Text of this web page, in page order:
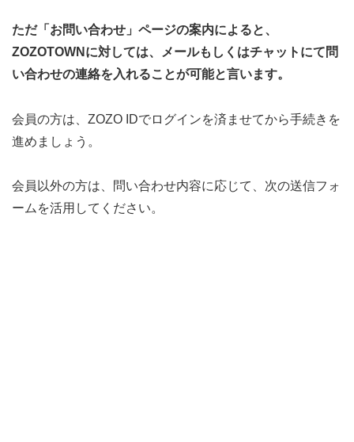
ただ「お問い合わせ」ページの案内によると、
ZOZOTOWNに対しては、メールもしくはチャットにて問
い合わせの連絡を入れることが可能と言います。
会員の方は、ZOZO IDでログインを済ませてから手続きを
進めましょう。
会員以外の方は、問い合わせ内容に応じて、次の送信フォ
ームを活用してください。